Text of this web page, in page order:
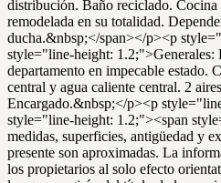
distribución. Baño reciclado.
remodelada en su totalidad.
ducha.&nbsp;</span></p><p
style="line-height: 1.2;">Generales:
departamento en impecable estado.
central y agua caliente central. 2
Encargado.&nbsp;</p><p
style="line-height: 1.2;"><span
medidas, superficies, antigüedad y
presente son aproximadas. La
los propietarios al solo efecto